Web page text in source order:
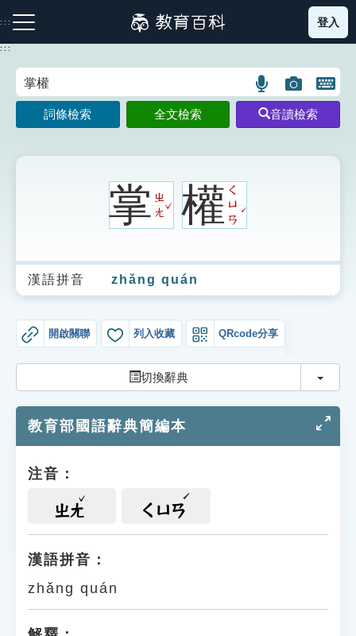
到
主
:::
注音索引圖示 筆畫索引圖示 部首索引表圖示
生字詞彙表
成語故事
索引選單
單字索引
遊戲專區
貓頭鷹博士
登入
:::
語
言
搜
圖
片
搜
開
鍵
圖
詞條檢索 全文檢索 音讀檢索
掌ㄓ
ㄤ
ˇ權ㄑ
ㄩ
ㄢ
ˊ
漢語拼音 zhǎng quán
開啟關聯 列入收藏 QRcode分享
切換辭典 切換
教育部國語辭典簡編本
注音：
ㄓㄤ ㄑㄩㄢ
漢語拼音：
zhǎng quán